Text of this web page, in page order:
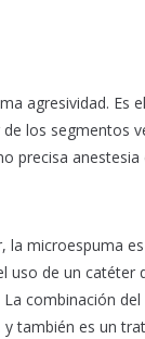
agresividad. Es
los segmentos
precisa
microespuma
uso de un
combinación
también es un